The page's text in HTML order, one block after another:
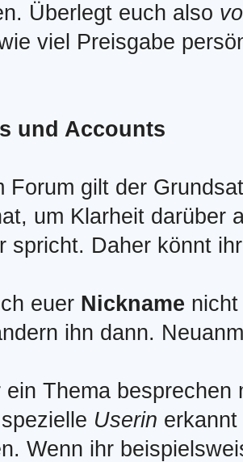
Überlegt euch also
viel Preisgabe
und Accounts
Forum gilt der
um Klarheit darüber
spricht. Daher könnt
euer Nickname
ihn dann.
ein Thema
Userin
Wenn ihr